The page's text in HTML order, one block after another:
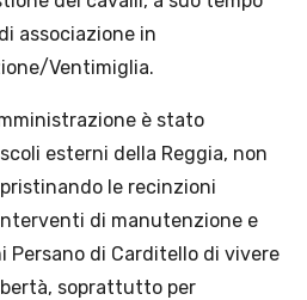
associazione in
Ventimiglia.
è stato
esterni della Reggia, non
le recinzioni
di manutenzione e
di Carditello di vivere
soprattutto per